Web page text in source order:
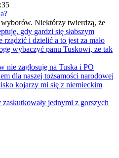
Niektórzy twierdzą, że
gdy gardzi się słabszym
rządzić i dzielić a to jest za mało
wybaczyć panu Tuskowi, że tak
zagłosuję na Tuska i PO
dla naszej tożsamości narodowej
kojarzy mi się z niemieckim
jednymi z gorszych